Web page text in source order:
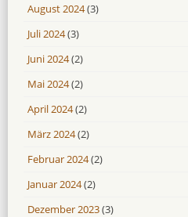
August 2024(3)
Juli 2024(3)
Juni 2024(2)
Mai 2024(2)
April 2024(2)
März 2024(2)
Februar 2024(2)
Januar 2024(2)
Dezember 2023(3)